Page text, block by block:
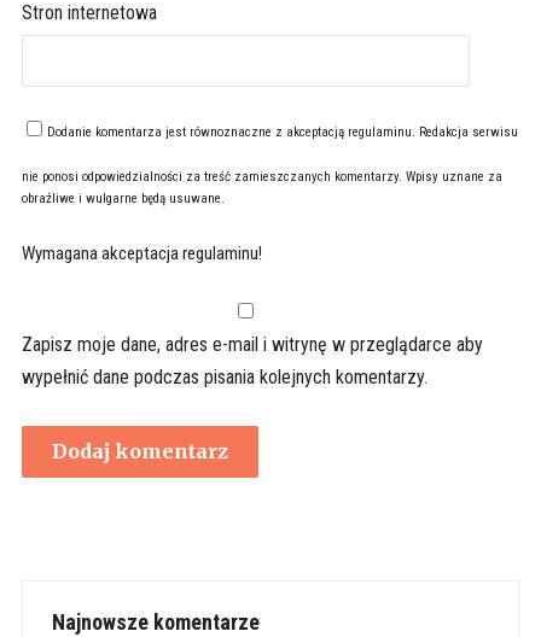
Stron internetowa
Dodanie komentarza jest równoznaczne z akceptacją regulaminu. Redakcja serwisu
nie ponosi odpowiedzialności za treść zamieszczanych komentarzy. Wpisy uznane za
obraźliwe i wulgarne będą usuwane.
Wymagana akceptacja regulaminu!
Zapisz moje dane, adres e-mail i witrynę w przeglądarce aby
wypełnić dane podczas pisania kolejnych komentarzy.
Najnowsze komentarze